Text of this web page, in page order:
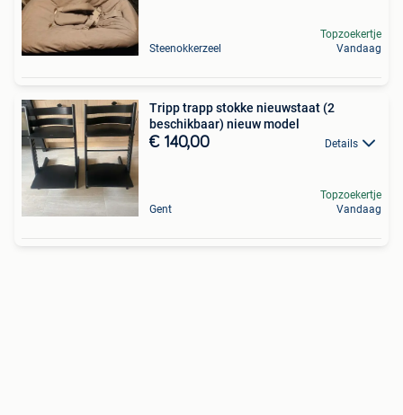
Steenokkerzeel
Topzoekertje
Vandaag
Tripp trapp stokke nieuwstaat (2
beschikbaar) nieuw model
€ 140,00 Details
Gent
Topzoekertje
Vandaag